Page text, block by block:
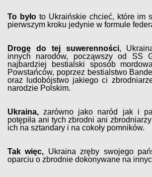
To byłoto Ukraińskie chcieć, które im
pierwszym kroku jedynie w formule
Drogę do tej suwerenności,
innych narodów, począwszy od SS
najbardziej bestialski sposób
Powstańców, poprzez bestialstwo
oraz ludobójstwo jakiego ci
narodzie Polskim.
Ukraina, zarówno jako naród jak i
potępiła ani tych zbrodni ani
ich na sztandary i na cokoły pomników.
Tak więc, Ukraina zręby swojego
oparciu o zbrodnie dokonywane na